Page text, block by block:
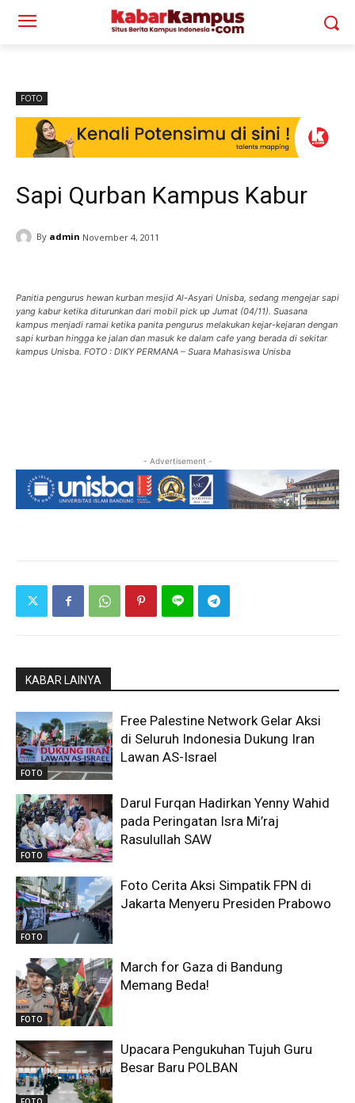
FOTO
Sapi Qurban Kampus Kabur
By admin November 4, 2011
Panitia pengurus hewan kurban mesjid Al-Asyari Unisba, sedang mengejar sapi
yang kabur ketika diturunkan dari mobil pick up Jumat (04/11). Suasana
kampus menjadi ramai ketika panita pengurus melakukan kejar-kejaran dengan
sapi kurban hingga ke jalan dan masuk ke dalam cafe yang berada di sekitar
kampus Unisba. FOTO : DIKY PERMANA – Suara Mahasiswa Unisba
- Advertisement -
KABAR LAINYA
FOTO
Free Palestine Network Gelar Aksi
di Seluruh Indonesia Dukung Iran
Lawan AS-Israel
FOTO
Darul Furqan Hadirkan Yenny Wahid
pada Peringatan Isra Mi’raj
Rasulullah SAW
FOTO
Foto Cerita Aksi Simpatik FPN di
Jakarta Menyeru Presiden Prabowo
FOTO
March for Gaza di Bandung
Memang Beda!
Upacara Pengukuhan Tujuh Guru
Besar Baru POLBAN